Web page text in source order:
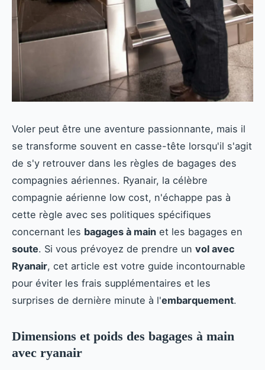
Voler peut être une aventure passionnante, mais il
se transforme souvent en casse-tête lorsqu'il s'agit
de s'y retrouver dans les règles de bagages des
compagnies aériennes. Ryanair, la célèbre
compagnie aérienne low cost, n'échappe pas à
cette règle avec ses politiques spécifiques
concernant les bagages à main et les bagages en
soute. Si vous prévoyez de prendre un vol avec
Ryanair, cet article est votre guide incontournable
pour éviter les frais supplémentaires et les
surprises de dernière minute à l'embarquement.
Dimensions et poids des bagages à main
avec ryanair